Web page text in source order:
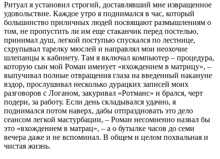
Ритуал я установил строгий, доставлявший мне извращенное
удовольствие. Каждое утро я поднимался в час, который
большинство приличных людей посвящают размышлениям о
том, не пропустить ли им еще стаканчик перед постелью,
принимал душ, легкой поступью спускался по лестнице,
схрупывал тарелку мюслей и направлял мои неохочие
шлепанцы к кабинету. Там я включал компьютер – процедура,
которую сын мой Роман именует «вхождением в матрицу», –
выпучивал полные отвращения глаза на введенный накануне
вздор, прослушивал несколько дурацких записей моих
разговоров с Логаном, закуривал «Ротманс» и брался, черт
подери, за работу. Если день складывался удачно, я
поднимался потом наверх, дабы отпраздновать это дело
сеансом легкой мастурбации, – Роман несомненно назвал бы
это «вхождением в матрац», – а о бутылке часов до семи
вечера даже и не вспоминал. В общем и целом похвальная и
чистая жизнь.